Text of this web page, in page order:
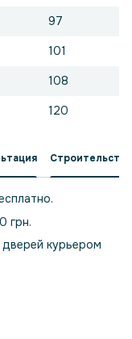
97
101
108
120
Строительство
грн.
курьером